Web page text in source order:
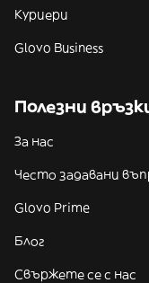
Куриери
Glovo Business
Полезни
За нас
Често задавани
Glovo Prime
Блог
Свържете се с нас